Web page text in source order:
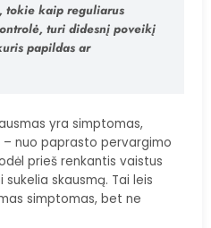
tokie kaip reguliarus
turi didesnį poveikį
papildas ar
yra simptomas,
nuo paprasto pervargimo
prieš renkantis vaistus
skausmą. Tai leis
simptomas, bet ne